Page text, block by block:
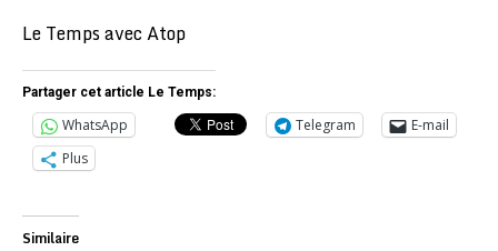
Le Temps avec Atop
Partager cet article Le Temps:
WhatsApp Telegram
E-mail
Plus
Similaire